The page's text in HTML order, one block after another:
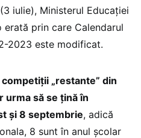
iulie), Ministerul Educației
prin care Calendarul
2023 este modificat.
„restante” din
să se țină în
și 8 septembrie, adică
8 sunt în anul școlar